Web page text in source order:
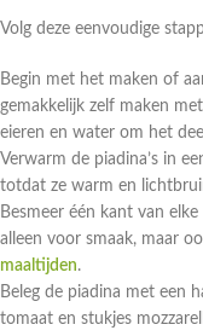
Volg deze eenvoudige
Begin met het maken of
gemakkelijk zelf maken
eieren en water om het
Verwarm de piadina’s in
totdat ze warm en
Besmeer één kant van
alleen voor smaak, maar
maaltijden.
Beleg de piadina met een
tomaat en stukjes